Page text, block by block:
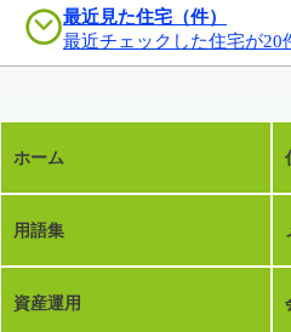
最近見た住宅（件）
最近チェックした住宅が20
ホーム
用語集
資産運用